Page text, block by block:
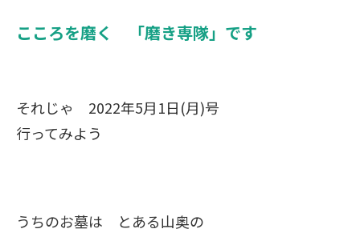
こころを磨く 「磨き専隊」です
それじゃ 2022年5月1日(月)号
行ってみよう
うちのお墓は とある山奥の